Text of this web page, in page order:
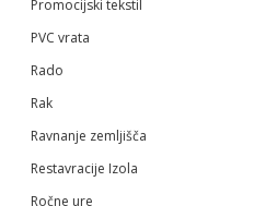
Promocijski tekstil
PVC vrata
Rado
Rak
Ravnanje zemljišča
Restavracije Izola
Ročne ure